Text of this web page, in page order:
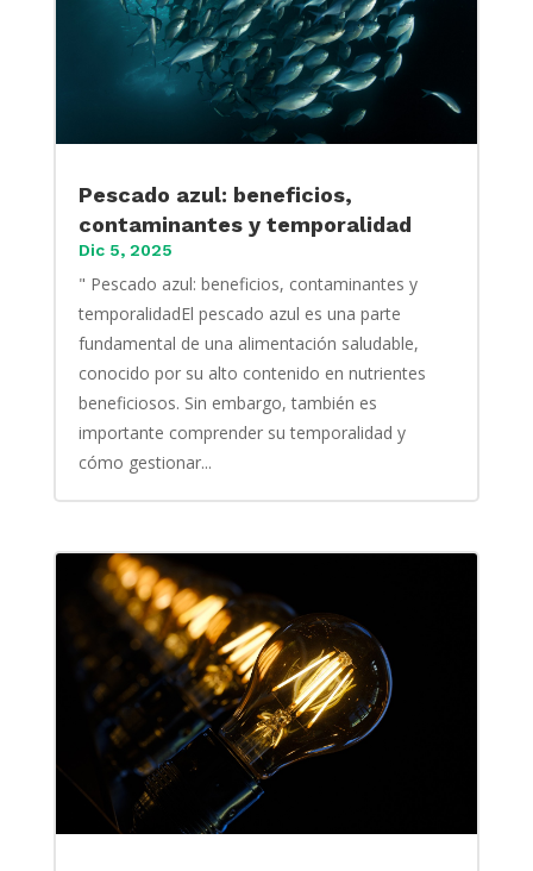
Pescado azul: beneficios,
contaminantes y temporalidad
Dic 5, 2025
" Pescado azul: beneficios, contaminantes y
temporalidadEl pescado azul es una parte
fundamental de una alimentación saludable,
conocido por su alto contenido en nutrientes
beneficiosos. Sin embargo, también es
importante comprender su temporalidad y
cómo gestionar...